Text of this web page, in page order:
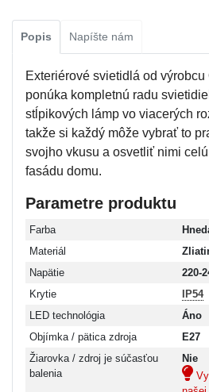
Popis Napíšte nám
Exteriérové svietidlá od výrobcu
ponúka kompletnú radu
stĺpikových lámp vo viacerých
takže si každý môže vybrať to
svojho vkusu a osvetliť nimi
fasádu domu.
Parametre produktu
Farba
Materiál
Napätie
220-
Krytie
IP54
LED technológia
Áno
Objímka / pätica zdroja
E27
Žiarovka / zdroj je súčasťou
balenia
Nie